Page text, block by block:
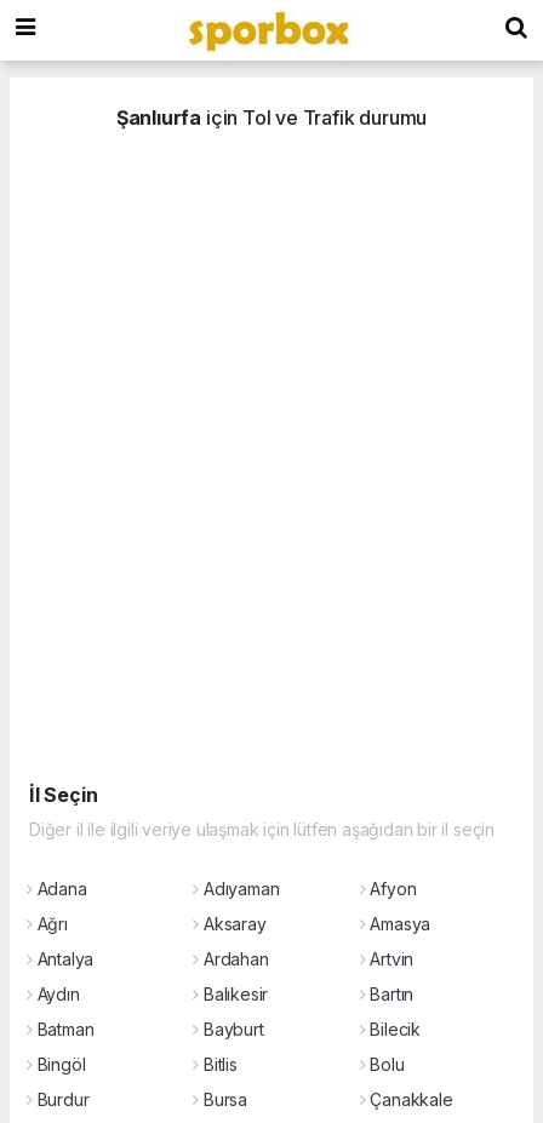
Şanlıurfa için Tol ve Trafik durumu
İl Seçin
Diğer il ile ilgili veriye ulaşmak için lütfen aşağıdan bir il seçin
Adana Adıyaman
Afyon
Ağrı
Aksaray
Amasya
Antalya
Ardahan
Artvin
Aydın
Balıkesir
Bartın
Batman
Bayburt
Bilecik
Bingöl
Bitlis
Bolu
Burdur
Bursa
Çanakkale